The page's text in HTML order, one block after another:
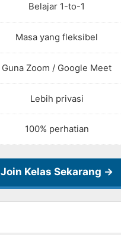
Belajar 1-to-1
Masa yang fleksibel
Guna Zoom / Google Meet
Lebih privasi
100% perhatian
Join Kelas Sekarang →